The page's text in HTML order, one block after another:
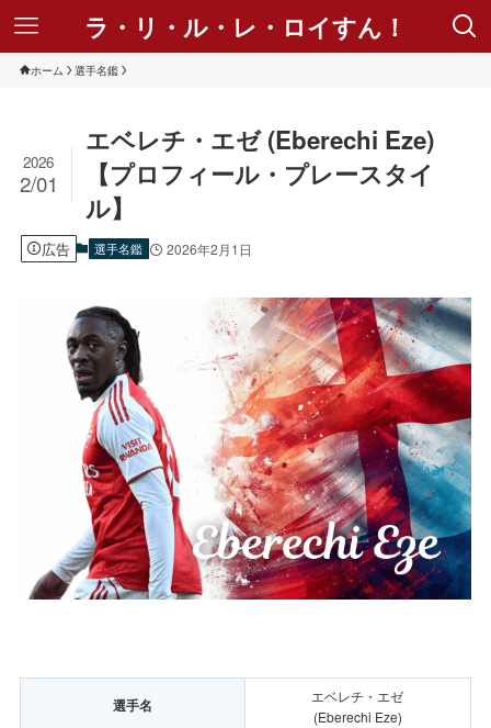
ラ・リ・ル・レ・ロイすん！
ホーム 選手名鑑
エベレチ・エゼ (Eberechi Eze)
【プロフィール・プレースタイ
ル】
2026
2/01
広告 選手名鑑 2026年2月1日
選手名
エベレチ・エゼ
(Eberechi Eze)